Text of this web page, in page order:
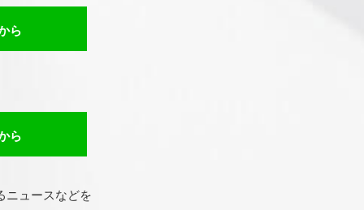
ら
ら
ニュースなどを